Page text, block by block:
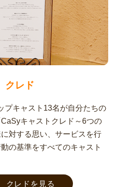
クレド
プキャスト13名が自分たちの
キャストクレド～6つの
対する思い、サービスを行
の基準をすべてのキャスト
クレドを見る